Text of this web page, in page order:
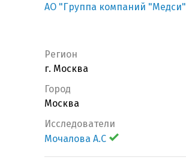
АО "Группа компаний "Медси"
Регион
г. Москва
Город
Москва
Исследователи
Мочалова А.С